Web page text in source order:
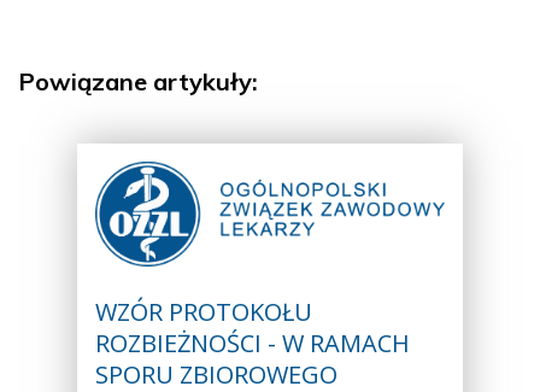
Powiązane artykuły:
WZÓR PROTOKOŁU
ROZBIEŻNOŚCI - W RAMACH
SPORU ZBIOROWEGO